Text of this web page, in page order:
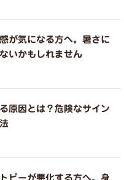
が気になる方へ。暑さに
いかもしれません
原因とは？危険なサイン
ピーが悪化する方へ。身